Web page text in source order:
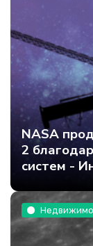
NASA
2
систем -